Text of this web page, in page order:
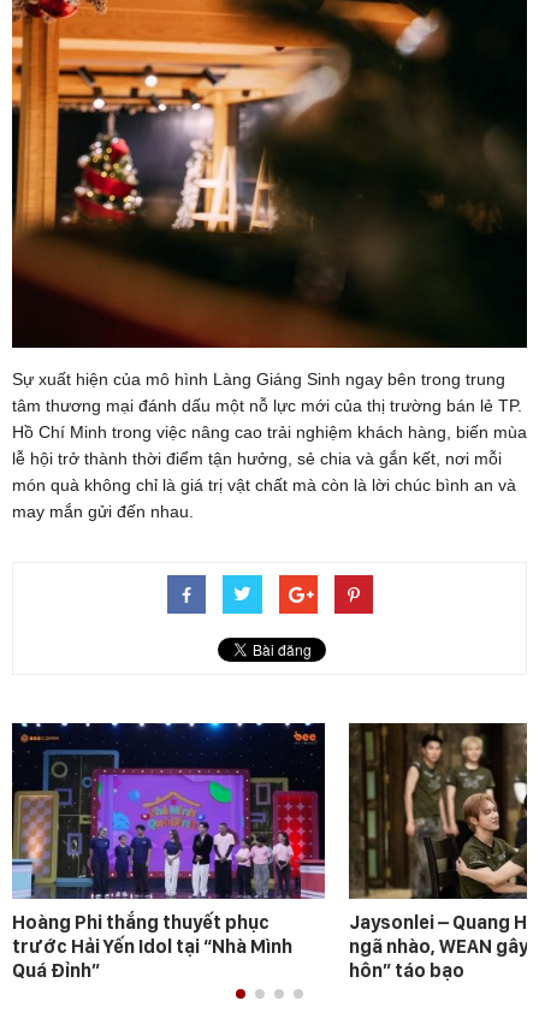
Sự xuất hiện của mô hình Làng Giáng Sinh ngay bên trong trung
tâm thương mại đánh dấu một nỗ lực mới của thị trường bán lẻ TP.
Hồ Chí Minh trong việc nâng cao trải nghiệm khách hàng, biến mùa
lễ hội trở thành thời điểm tận hưởng, sẻ chia và gắn kết, nơi mỗi
món quà không chỉ là giá trị vật chất mà còn là lời chúc bình an và
may mắn gửi đến nhau.
Hoàng Phi thắng thuyết phục
trước Hải Yến Idol tại “Nhà Mình
Quá Đỉnh”
Jaysonlei – Quang
ngã nhào, WEAN gây
hôn” táo bạo